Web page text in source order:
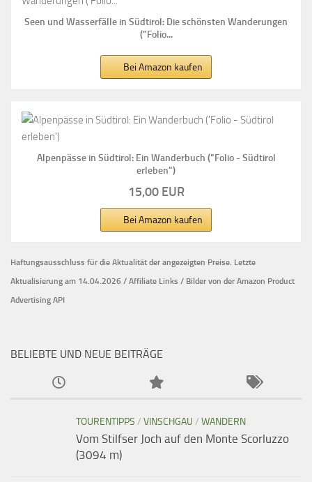
Seen und Wasserfälle in Südtirol: Die schönsten Wanderungen
("Folio...
Bei Amazon kaufen
Alpenpässe in Südtirol: Ein Wanderbuch ("Folio - Südtirol
erleben")
15,00 EUR
Bei Amazon kaufen
Haftungsausschluss für die Aktualität der angezeigten Preise. Letzte
Aktualisierung am 14.04.2026 / Affiliate Links / Bilder von der Amazon Product
Advertising API
BELIEBTE UND NEUE BEITRÄGE
TOURENTIPPS / VINSCHGAU / WANDERN
Vom Stilfser Joch auf den Monte Scorluzzo
(3094 m)